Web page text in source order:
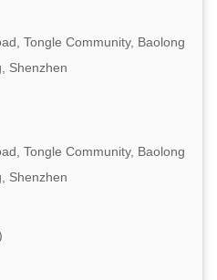
Tongle Community, Baolong
Shenzhen
Tongle Community, Baolong
Shenzhen